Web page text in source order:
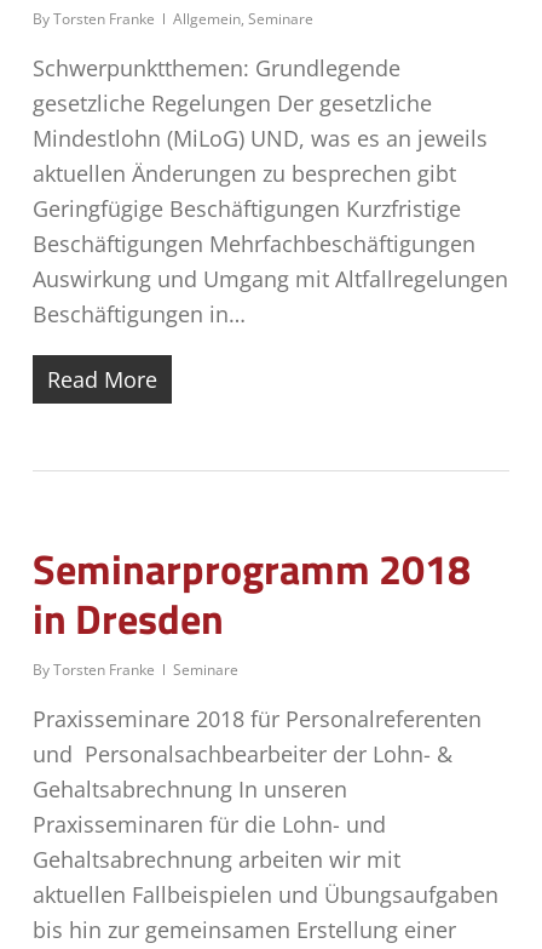
ByTorsten Franke Allgemein, Seminare
Schwerpunktthemen: Grundlegende
gesetzliche Regelungen Der gesetzliche
Mindestlohn (MiLoG) UND, was es an jeweils
aktuellen Änderungen zu besprechen gibt
Geringfügige Beschäftigungen Kurzfristige
Beschäftigungen Mehrfachbeschäftigungen
Auswirkung und Umgang mit Altfallregelungen
Beschäftigungen in…
Read More
Seminarprogramm 2018
in Dresden
ByTorsten Franke Seminare
Praxisseminare 2018 für Personalreferenten
und Personalsachbearbeiter der Lohn- &
Gehaltsabrechnung In unseren
Praxisseminaren für die Lohn- und
Gehaltsabrechnung arbeiten wir mit
aktuellen Fallbeispielen und Übungsaufgaben
bis hin zur gemeinsamen Erstellung einer